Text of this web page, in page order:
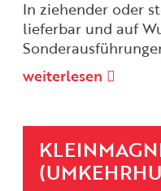
In ziehender oder
lieferbar und auf
weiterlesen